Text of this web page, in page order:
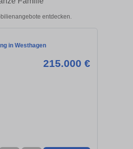
entdecken.
in Westhagen
215.000 €